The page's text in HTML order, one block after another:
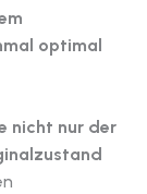
optimal
nicht nur der